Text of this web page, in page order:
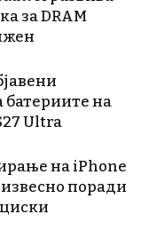
за DRAM
батериите на
Ultra
на iPhone
поради